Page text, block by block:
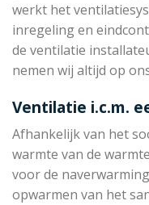
werkt het
inregeling en
de ventilatie
nemen wij altijd op
Ventilatie i.c.m.
Afhankelijk van het
warmte van de
voor de
opwarmen van het